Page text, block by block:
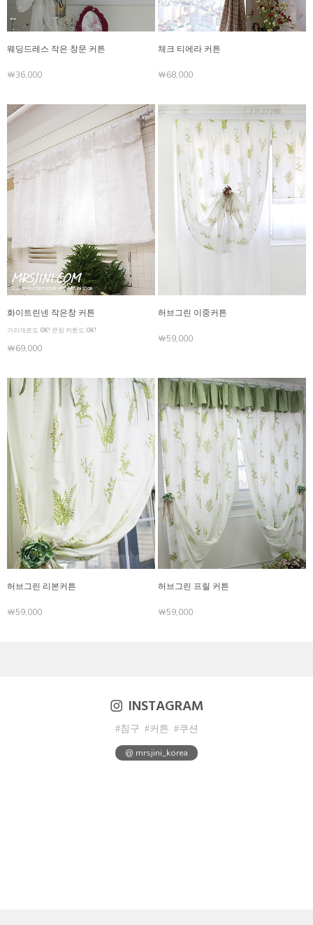
웨딩드레스 작은 창문 커튼
￦36,000
체크 티에라 커튼
￦68,000
화이트린넨 작은창 커튼
가리개로도 OK! 큰창 커튼도 OK!
￦69,000
허브그린 이중커튼
￦59,000
허브그린 리본커튼
￦59,000
허브그린 프릴 커튼
￦59,000
INSTAGRAM
#침구 #커튼 #쿠션
@ mrsjini_korea